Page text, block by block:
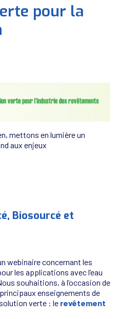
pour la
mettons en lumière un
aux enjeux
Biosourcé et
webinaire concernant les
les applications avec l’eau
souhaitions, à l’occasion de
enseignements de
verte : le revêtement